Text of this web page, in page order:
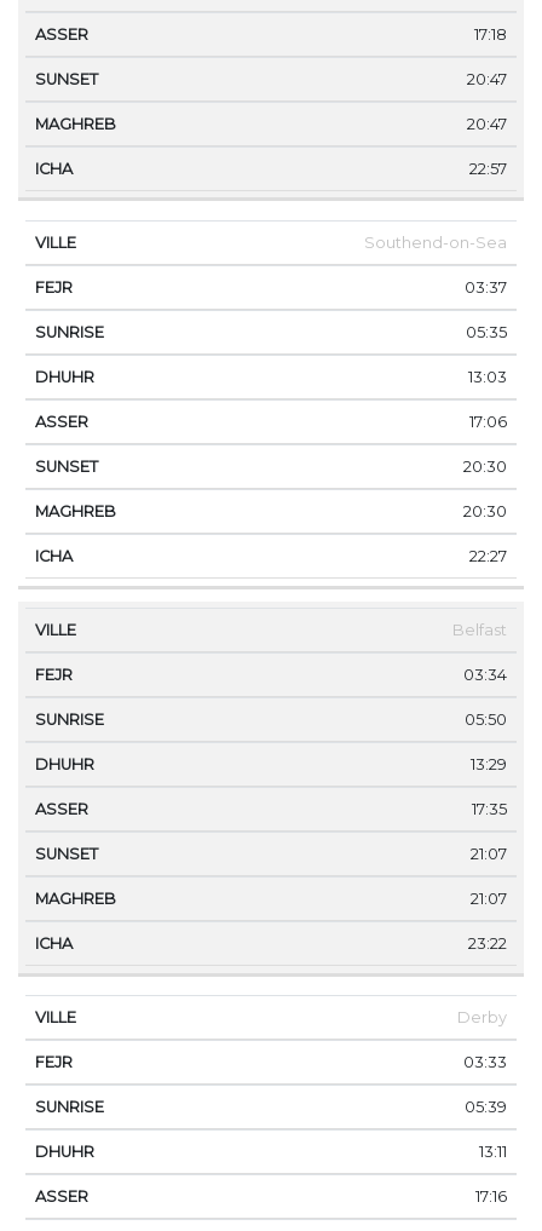
17:18
20:47
20:47
22:57
Southend-on-Sea
03:37
05:35
13:03
17:06
20:30
20:30
22:27
Belfast
03:34
05:50
13:29
17:35
21:07
21:07
23:22
Derby
03:33
05:39
13:11
17:16